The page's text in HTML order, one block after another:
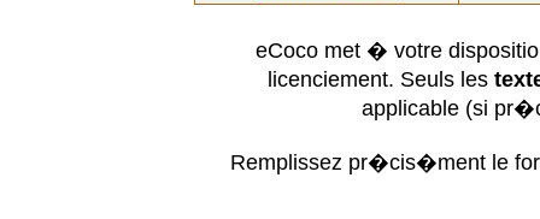
eCoco met � votre
licenciement. Seuls les
applicable (si
Remplissez pr�cis�ment le